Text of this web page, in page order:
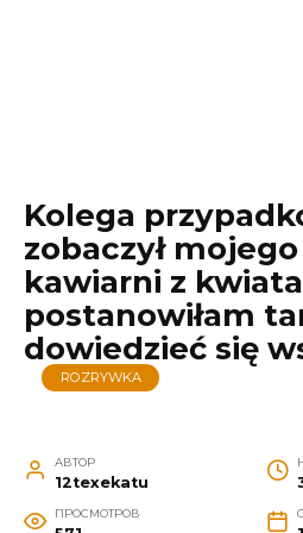
Kolega
zobaczył
kawiarni z
postanowiłam
dowiedzieć się
ROZRYWKA
АВТОР
12texekatu
ПРОСМОТРОВ